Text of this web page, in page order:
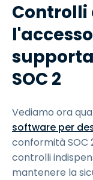
Controlli
SOC 2
Vediamo ora
software per
conformità SOC
controlli
mantenere la